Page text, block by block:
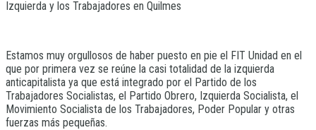
Izquierda y los Trabajadores en Quilmes
Estamos muy orgullosos de haber puesto en pie el FIT Unidad en el
que por primera vez se reúne la casi totalidad de la izquierda
anticapitalista ya que está integrado por el Partido de los
Trabajadores Socialistas, el Partido Obrero, Izquierda Socialista, el
Movimiento Socialista de los Trabajadores, Poder Popular y otras
fuerzas más pequeñas.